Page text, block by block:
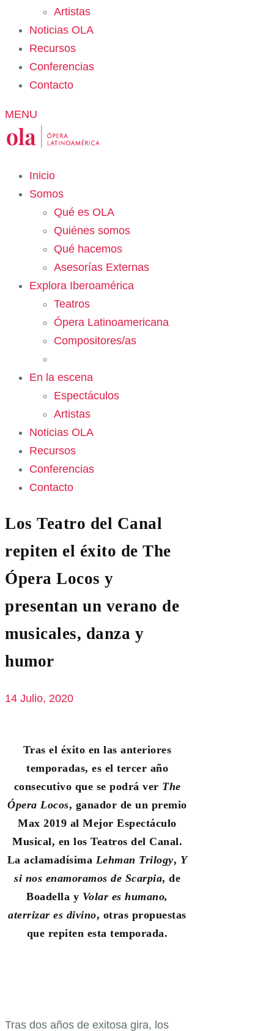
Artistas
Noticias OLA
Recursos
Conferencias
Contacto
MENU
Inicio
Somos
Qué es OLA
Quiénes somos
Qué hacemos
Asesorías Externas
Explora Iberoamérica
Teatros
Ópera Latinoamericana
Compositores/as
En la escena
Espectáculos
Artistas
Noticias OLA
Recursos
Conferencias
Contacto
Los Teatro del Canal
repiten el éxito de The
Ópera Locos y
presentan un verano de
musicales, danza y
humor
14 Julio, 2020
Tras el éxito en las anteriores
temporadas, es el tercer año
consecutivo que se podrá ver The
Ópera Locos, ganador de un premio
Max 2019 al Mejor Espectáculo
Musical, en los Teatros del Canal.
La aclamadísima Lehman Trilogy, Y
si nos enamoramos de Scarpia, de
Boadella y Volar es humano,
aterrizar es divino, otras propuestas
que repiten esta temporada.
Tras dos años de exitosa gira, los